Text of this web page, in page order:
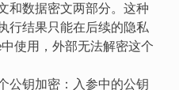
和数据密文两部分。这种
行结果只能在后续的隐私
使用，外部无法解密这个
公钥加密：入参中的公钥